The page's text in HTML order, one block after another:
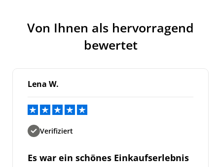
Von Ihnen als hervorragend
bewertet
Lena W.
Verifiziert
Es war ein schönes Einkaufserlebnis
Meinen Code senden
Neuigkeiten und Angebote.
Weitere Informationen darüber, wie wir Ihre Daten für
Marketingkommunikation verarbeiten. Lesen Sie unsere